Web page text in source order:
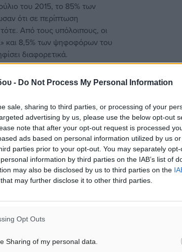
- Do Not Process My Personal Information
sale, sharing to third parties, or processing of your
advertising by us, please use the below opt-out
note that after your opt-out request is processed
ads based on personal information utilized by us
parties prior to your opt-out. You may separately
information by third parties on the IAB’s list of
may also be disclosed by us to third parties on the
that may further disclose it to other third parties.
Opt Outs
Sharing of my personal data.
του 2015, το 85% των
ότι σε περίπτωση
Από τους υπόλοιπους, οι
και 8,5% των ψηφοφόρων του
διαφορετικά.
της
ιδανικό μείγμα